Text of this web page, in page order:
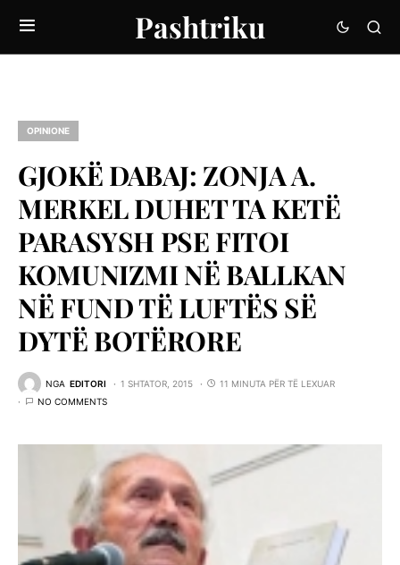
Pashtriku
OPINIONE
GJOKË DABAJ: ZONJA A.
MERKEL DUHET TA KETË
PARASYSH PSE FITOI
KOMUNIZMI NË BALLKAN
NË FUND TË LUFTËS SË
DYTË BOTËRORE
NGA EDITORI 1 SHTATOR, 2015
11 MINUTA PËR TË LEXUAR
NO COMMENTS